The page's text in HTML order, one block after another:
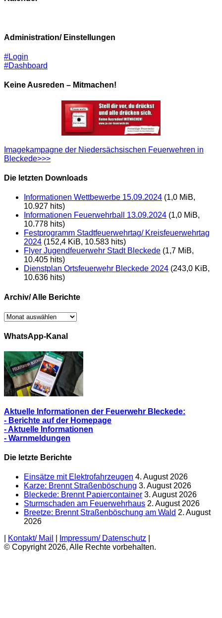
Administration/ Einstellungen
#Login
#Dashboard
Keine Ausreden – Mitmachen!
Imagekampagne der Niedersächsischen Feuerwehren in
Bleckede>>>
Die letzten Downloads
Informationen Wettbewerbe 15.09.2024 (1,0 MiB,
10.927 hits)
Informationen Feuerwehrball 13.09.2024 (1,0 MiB,
10.778 hits)
Festprogramm Stadtfeuerwehrtag/ Kreisfeuerwehrtag
2024 (152,4 KiB, 10.583 hits)
Flyer Jugendfeuerwehr Stadt Bleckede (1,7 MiB,
10.405 hits)
Dienstplan Ortsfeuerwehr Bleckede 2024 (243,0 KiB,
10.636 hits)
Archiv/ Alle Berichte
Archiv/
Berichte
WhatsApp-Kanal
Aktuelle Informationen der Feuerwehr Bleckede:
- Berichte auf der Homepage
- Aktuelle Informationen
- Warnmeldungen
Die letzte Berichte
Einsätze mit Elektrofahrzeugen 4. August 2026
Karze: Brennt Straßenböschung 3. August 2026
Bleckede: Brennt Papiercontainer 3. August 2026
Sturmschaden am Feuerwehrhaus 2. August 2026
Breetze: Brennt Straßenböschung am Wald 2. August
2026
Kontakt/ Mail Impressum/ Datenschutz
© Copyright 2026, Alle Rechte vorbehalten.